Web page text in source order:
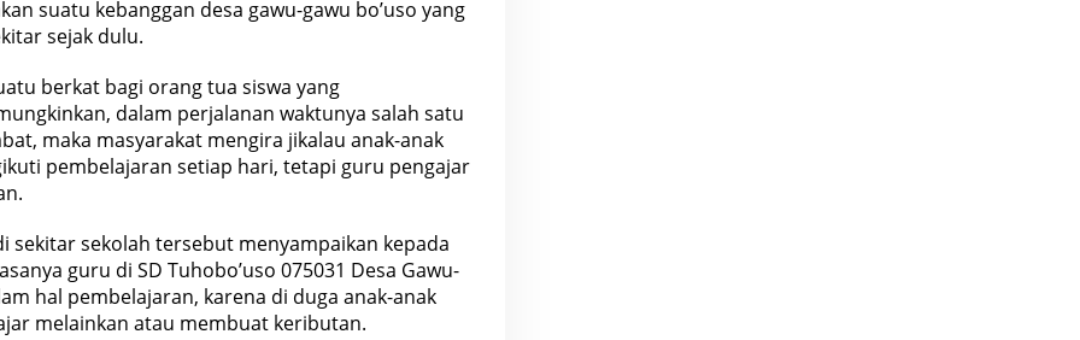
suatu kebanggan desa gawu-gawu bo’uso yang
sejak dulu.
berkat bagi orang tua siswa yang
dalam perjalanan waktunya salah satu
maka masyarakat mengira jikalau anak-anak
pembelajaran setiap hari, tetapi guru pengajar
sekitar sekolah tersebut menyampaikan kepada
guru di SD Tuhobo’uso 075031 Desa Gawu-
hal pembelajaran, karena di duga anak-anak
melainkan atau membuat keributan.